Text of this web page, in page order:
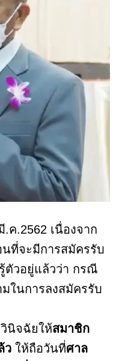
.2562 เนื่องจาก
ที่จะมีการสมัครรับ
ตัวอยู่แล้วว่า กรณี
ในการลงสมัครรับ
นิจฉัยให้สมาชิก
ว ให้ถือวันที่ศาล